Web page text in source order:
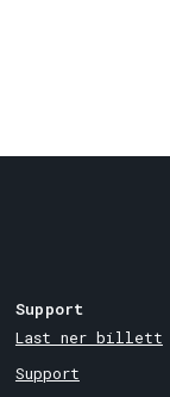
Support
Last ner billett
Support